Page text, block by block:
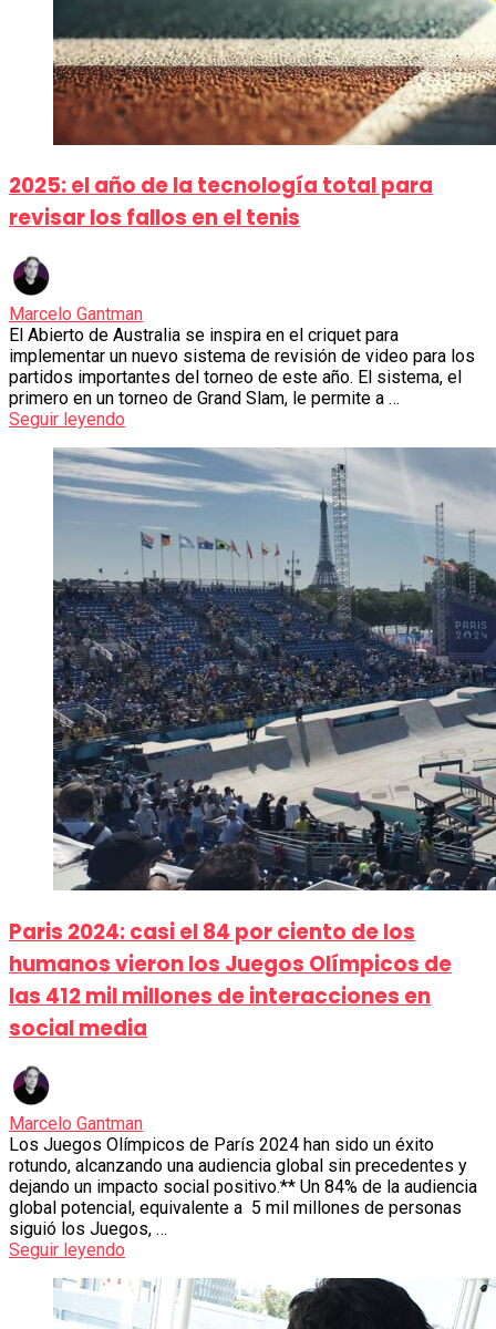
2025: el año de la tecnología total para
revisar los fallos en el tenis
Marcelo Gantman
El Abierto de Australia se inspira en el criquet para
implementar un nuevo sistema de revisión de video para los
partidos importantes del torneo de este año. El sistema, el
primero en un torneo de Grand Slam, le permite a …
Seguir leyendo
Paris 2024: casi el 84 por ciento de los
humanos vieron los Juegos Olímpicos de
las 412 mil millones de interacciones en
social media
Marcelo Gantman
Los Juegos Olímpicos de París 2024 han sido un éxito
rotundo, alcanzando una audiencia global sin precedentes y
dejando un impacto social positivo.** Un 84% de la audiencia
global potencial, equivalente a 5 mil millones de personas
siguió los Juegos, …
Seguir leyendo